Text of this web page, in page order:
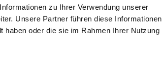
zu Ihrer Verwendung unserer
Unsere Partner führen diese Informationen
haben oder die sie im Rahmen Ihrer Nutzung